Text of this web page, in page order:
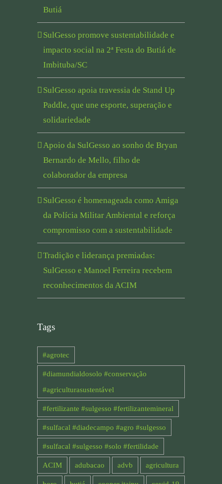
Butiá
SulGesso promove sustentabilidade e
impacto social na 2ª Festa do Butiá de
Imbituba/SC
SulGesso apoia travessia de Stand Up
Paddle, que une esporte, superação e
solidariedade
Apoio da SulGesso ao sonho de Bryan
Bernardo de Mello, filho de
colaborador da empresa
SulGesso é homenageada como Amiga
da Polícia Militar Ambiental e reforça
compromisso com a sustentabilidade
Tradição e liderança premiadas:
SulGesso e Manoel Ferreira recebem
reconhecimentos da ACIM
Tags
#agrotec
#diamundialdosolo #conservação
#agriculturasustentável
#fertilizante #sulgesso #fertilizantemineral
#sulfacal #diadecampo #agro #sulgesso
#sulfacal #sulgesso #solo #fertilidade
ACIM adubacao advb agricultura